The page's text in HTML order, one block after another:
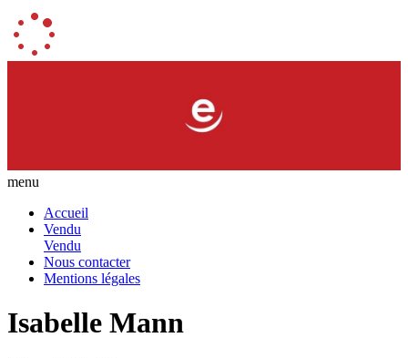
menu
Accueil
Vendu
Vendu
Nous contacter
Mentions légales
Isabelle Mann